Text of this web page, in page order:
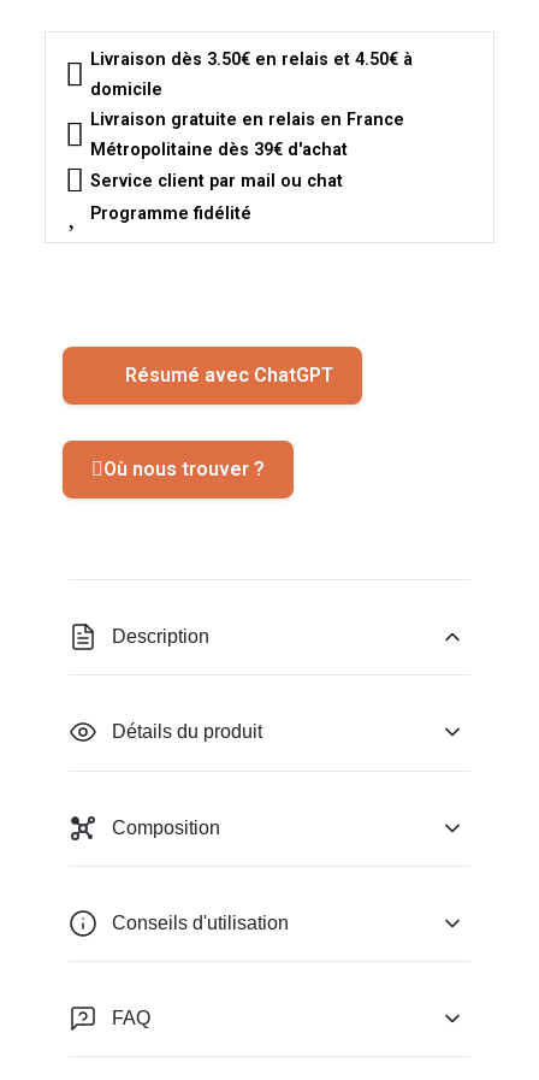
Livraison dès 3.50€ en relais et 4.50€ à
domicile
Livraison gratuite en relais en France
Métropolitaine dès 39€ d'achat
Service client par mail ou chat
Programme fidélité
Résumé avec ChatGPT
Où nous trouver ?
Description
Détails du produit
Composition
Conseils d'utilisation
FAQ